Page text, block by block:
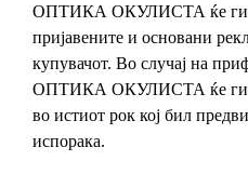
ОПТИКА ОКУЛИСТА ќе ги
пријавените и основани
купувачот. Во случај на
ОПТИКА ОКУЛИСТА ќе ги
во истиот рок кој бил
испорака.